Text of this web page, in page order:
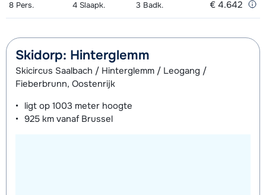
8 Pers. 4 Slaapk. 3 Badk. € 4.642
Skidorp: Hinterglemm
Skicircus Saalbach / Hinterglemm / Leogang /
Fieberbrunn, Oostenrijk
ligt op 1003 meter hoogte
925 km vanaf Brussel